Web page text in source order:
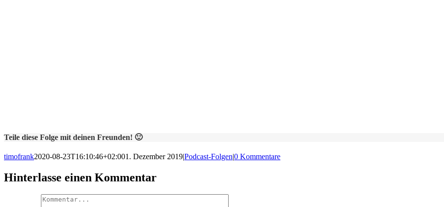
Teile diese Folge mit deinen Freunden! 🙂
timofrank2020-08-23T16:10:46+02:001. Dezember 2019|Podcast-Folgen|0 Kommentare
Hinterlasse einen Kommentar